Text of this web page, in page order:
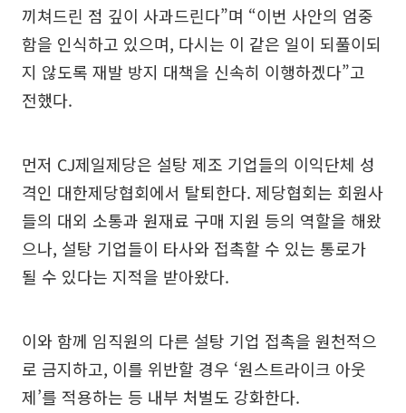
끼쳐드린 점 깊이 사과드린다”며 “이번 사안의 엄중
함을 인식하고 있으며, 다시는 이 같은 일이 되풀이되
지 않도록 재발 방지 대책을 신속히 이행하겠다”고
전했다.
먼저 CJ제일제당은 설탕 제조 기업들의 이익단체 성
격인 대한제당협회에서 탈퇴한다. 제당협회는 회원사
들의 대외 소통과 원재료 구매 지원 등의 역할을 해왔
으나, 설탕 기업들이 타사와 접촉할 수 있는 통로가
될 수 있다는 지적을 받아왔다.
이와 함께 임직원의 다른 설탕 기업 접촉을 원천적으
로 금지하고, 이를 위반할 경우 ‘원스트라이크 아웃
제’를 적용하는 등 내부 처벌도 강화한다.